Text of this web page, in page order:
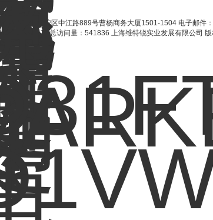
地址：上海普陀区中江路889号曹杨商务大厦1501-1504 电子邮件
号-21
总访问量：541836 上海维特锐实业发展有限公司 版